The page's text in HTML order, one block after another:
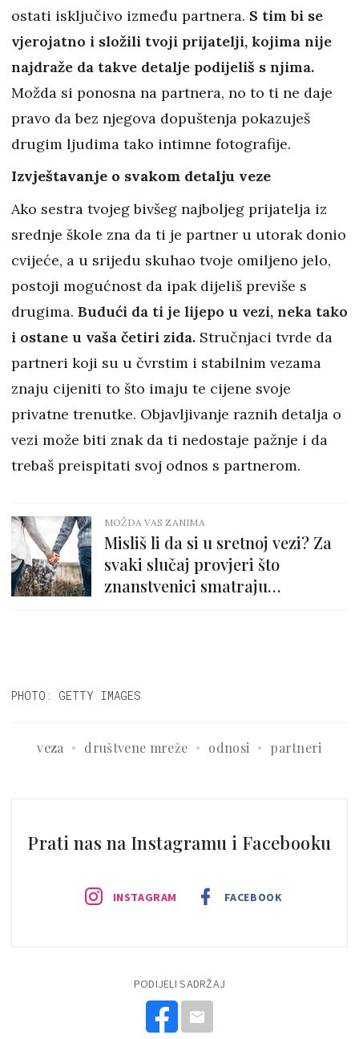
ostati isključivo između partnera. S tim bi se
vjerojatno i složili tvoji prijatelji, kojima nije
najdraže da takve detalje podijeliš s njima.
Možda si ponosna na partnera, no to ti ne daje
pravo da bez njegova dopuštenja pokazuješ
drugim ljudima tako intimne fotografije.
Izvještavanje o svakom detalju veze
Ako sestra tvojeg bivšeg najboljeg prijatelja iz
srednje škole zna da ti je partner u utorak donio
cvijeće, a u srijedu skuhao tvoje omiljeno jelo,
postoji mogućnost da ipak dijeliš previše s
drugima. Budući da ti je lijepo u vezi, neka tako
i ostane u vaša četiri zida. Stručnjaci tvrde da
partneri koji su u čvrstim i stabilnim vezama
znaju cijeniti to što imaju te cijene svoje
privatne trenutke. Objavljivanje raznih detalja o
vezi može biti znak da ti nedostaje pažnje i da
trebaš preispitati svoj odnos s partnerom.
MOŽDA VAS ZANIMA
Misliš li da si u sretnoj vezi? Za
svaki slučaj provjeri što
znanstvenici smatraju
PHOTO: GETTY IMAGES
veza društvene mreže odnosi partneri
Prati nas na Instagramu i Facebooku
INSTAGRAM FACEBOOK
PODIJELI SADRŽAJ